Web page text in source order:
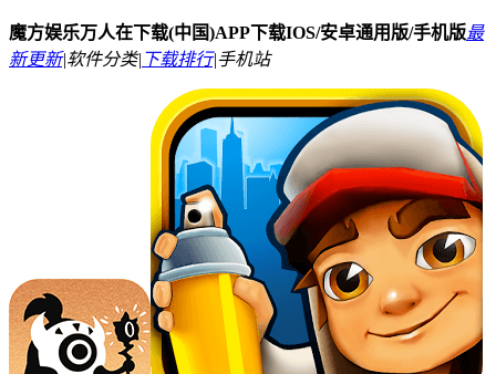
魔方娱乐万人在下载(中国)APP下载IOS/安卓通用版/手机版最
新更新|软件分类| 下载排行|手机站